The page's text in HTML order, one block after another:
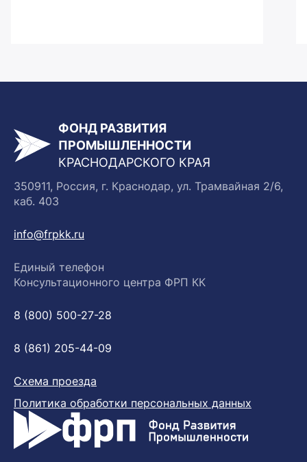
ФОНД РАЗВИТИЯ
ПРОМЫШЛЕННОСТИ
КРАСНОДАРСКОГО КРАЯ
350911, Россия, г. Краснодар, ул. Трамвайная 2/6,
каб. 403
info@frpkk.ru
Единый телефон
Консультационного центра ФРП КК
8 (800) 500-27-28
8 (861) 205-44-09
Схема проезда
Политика обработки персональных данных